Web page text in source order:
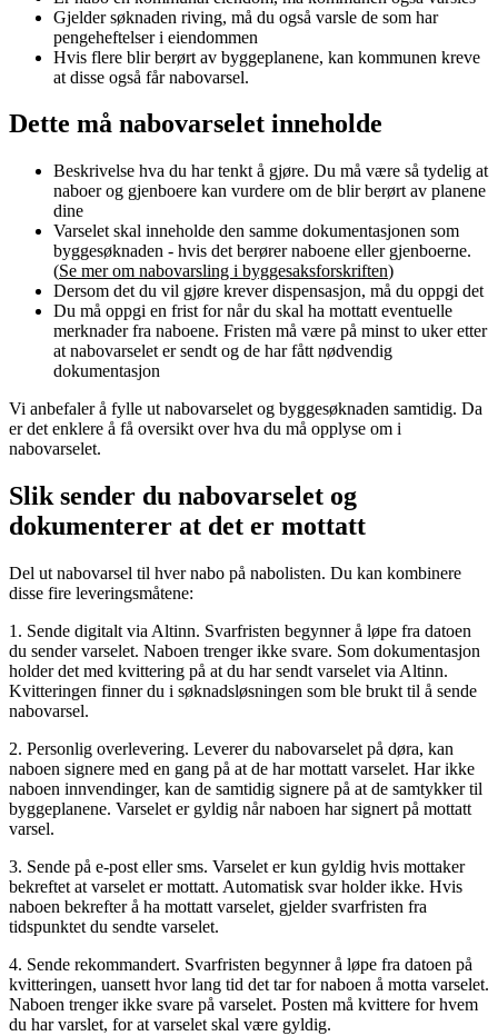
Gjelder søknaden riving, må du også varsle de som har
pengeheftelser i eiendommen
Hvis flere blir berørt av byggeplanene, kan kommunen kreve
at disse også fårnabovarsel.
Dette må nabovarselet inneholde
Beskrivelse hva du har tenkt å gjøre. Du må være så tydelig at
naboer og gjenboere kan vurdere om de blir berørt av planene
dine
Varselet skal inneholde den samme dokumentasjonen som
byggesøknaden - hvis det berører naboene eller gjenboerne.
(Se mer om nabovarsling i byggesaksforskriften)
Dersom det du vil gjøre krever dispensasjon, må du oppgi det
Du må oppgi en frist for når du skal ha mottatt eventuelle
merknader fra naboene. Fristen må være på minst to uker etter
at nabovarselet er sendt og de har fått nødvendig
dokumentasjon
Vi anbefaler å fylle ut nabovarselet og byggesøknaden samtidig. Da
er det enklere å få oversikt over hva du må opplyse om i
nabovarselet.
Slik sender du nabovarselet og
dokumenterer at det er mottatt
Del ut nabovarsel til hver nabo på nabolisten. Du kan kombinere
disse fire leveringsmåtene:
1. Sende digitalt via Altinn. Svarfristen begynner å løpe fra datoen
du sender varselet. Naboen trenger ikke svare. Som dokumentasjon
holder det med kvittering på at du har sendt varselet via Altinn.
Kvitteringen finner du i søknadsløsningen som ble brukt til å sende
nabovarsel.
2. Personlig overlevering. Leverer du nabovarselet på døra, kan
naboen signere med en gang på at de har mottatt varselet. Har ikke
naboen innvendinger, kan de samtidig signere på at de samtykker til
byggeplanene. Varselet er gyldig når naboen har signert på mottatt
varsel.
3. Sende på e-post eller sms. Varselet er kun gyldig hvis mottaker
bekreftet at varselet er mottatt. Automatisk svar holder ikke. Hvis
naboen bekrefter å ha mottatt varselet, gjelder svarfristen fra
tidspunktet du sendte varselet.
4. Sende rekommandert. Svarfristen begynner å løpe fra datoen på
kvitteringen, uansett hvor lang tid det tar for naboen å motta varselet.
Naboen trenger ikke svare på varselet. Posten må kvittere for hvem
du har varslet, for at varselet skal være gyldig.